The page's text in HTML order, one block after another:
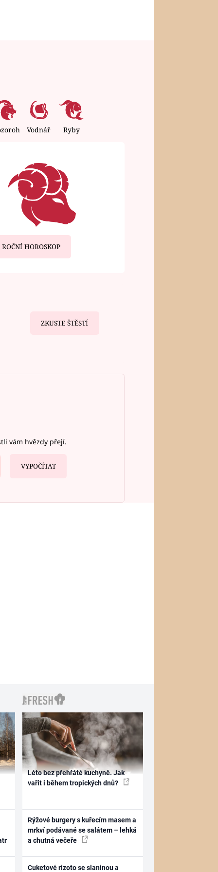
Vodnář Ryby
ROČNÍ HOROSKOP
ZKUSTE ŠTĚSTÍ
vám hvězdy přejí.
VYPOČÍTAT
Léto bez přehřáté kuchyně. Jak
vařit i během tropických dnů?
Rýžové burgery s kuřecím masem a
mrkví podávané se salátem – lehká
a chutná večeře
Cuketové rizoto se slaninou a